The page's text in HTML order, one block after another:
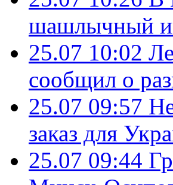
шашлычный
25.07 10:02
сообщил о
25.07 09:57
заказ для
25.07 09:44